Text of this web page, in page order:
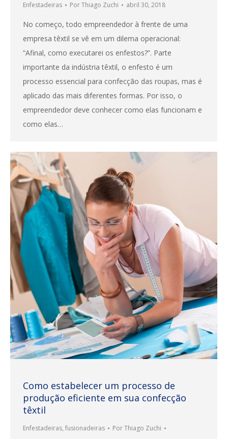
Enfestadeiras PorThiago Zuchi abril 30, 2018
No começo, todo empreendedor à frente de uma
empresa têxtil se vê em um dilema operacional:
“Afinal, como executarei os enfestos?”. Parte
importante da indústria têxtil, o enfesto é um
processo essencial para confecção das roupas, mas é
aplicado das mais diferentes formas. Por isso, o
empreendedor deve conhecer como elas funcionam e
como elas…
Como estabelecer um processo de
produção eficiente em sua confecção
têxtil
Enfestadeiras, fusionadeiras PorThiago Zuchi